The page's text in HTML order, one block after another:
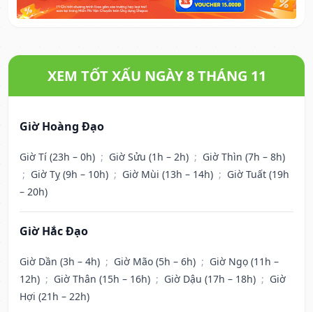
XEM TỐT XẤU NGÀY 8 THÁNG 11
Giờ Hoàng Đạo
Giờ Tí (23h – 0h) ; Giờ Sửu (1h – 2h) ; Giờ Thìn (7h – 8h)
; Giờ Tỵ (9h – 10h) ; Giờ Mùi (13h – 14h) ; Giờ Tuất (19h
– 20h)
Giờ Hắc Đạo
Giờ Dần (3h – 4h) ; Giờ Mão (5h – 6h) ; Giờ Ngọ (11h –
12h) ; Giờ Thân (15h – 16h) ; Giờ Dậu (17h – 18h) ; Giờ
Hợi (21h – 22h)